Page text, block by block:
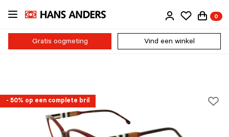
Ga
naar
inhoud
0
Gratis oogmeting Vind een winkel
- 50% op een complete bril